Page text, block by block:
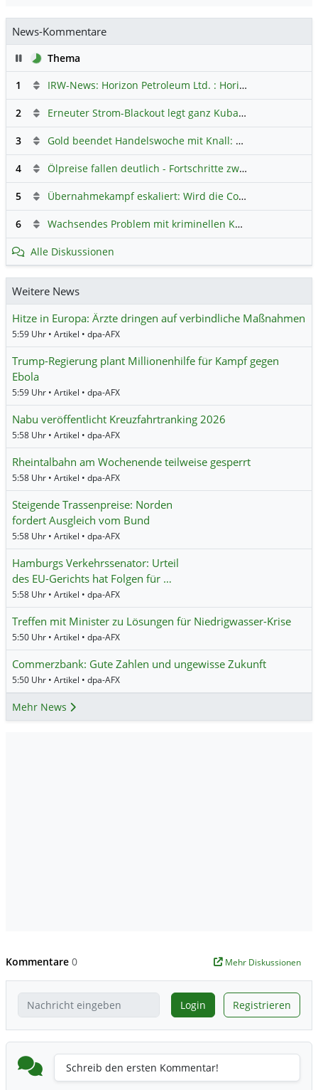
News-Kommentare
PauseThema
1
IRW-News: Horizon Petroleum Ltd. : Horizon Petroleum beginnt mit der Testförderung im Projekt Lachowice in Polen und schließt die Platzierung einer überzeichneten Wandelanleihe ab
2 Erneuter Strom-Blackout legt ganz Kuba lahm
3 Gold beendet Handelswoche mit Knall: Barrick Mining – Ist diese Aktie wieder ein Kauf?
4 Ölpreise fallen deutlich - Fortschritte zwischen USA und Iran belasten
5 Übernahmekampf eskaliert: Wird die Commerzbank italienisch?
6 Wachsendes Problem mit kriminellen Kunden im Online-Handel
Alle Diskussionen
Weitere News
Hitze in Europa: Ärzte dringen auf verbindliche Maßnahmen
5:59 Uhr • Artikel • dpa-AFX
Trump-Regierung plant Millionenhilfe für Kampf gegen
Ebola
5:59 Uhr • Artikel • dpa-AFX
Nabu veröffentlicht Kreuzfahrtranking 2026
5:58 Uhr • Artikel • dpa-AFX
Rheintalbahn am Wochenende teilweise gesperrt
5:58 Uhr • Artikel • dpa-AFX
Steigende Trassenpreise: Norden
fordert Ausgleich vom Bund
5:58 Uhr • Artikel • dpa-AFX
Hamburgs Verkehrssenator: Urteil
des EU-Gerichts hat Folgen für …
5:58 Uhr • Artikel • dpa-AFX
Treffen mit Minister zu Lösungen für Niedrigwasser-Krise
5:50 Uhr • Artikel • dpa-AFX
Commerzbank: Gute Zahlen und ungewisse Zukunft
5:50 Uhr • Artikel • dpa-AFX
Mehr News
Kommentare 0 Mehr Diskussionen
Login Registrieren
Schreib den ersten Kommentar!